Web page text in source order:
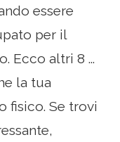
essere
per il
Ecco altri 8 ...
la tua
fisico. Se trovi